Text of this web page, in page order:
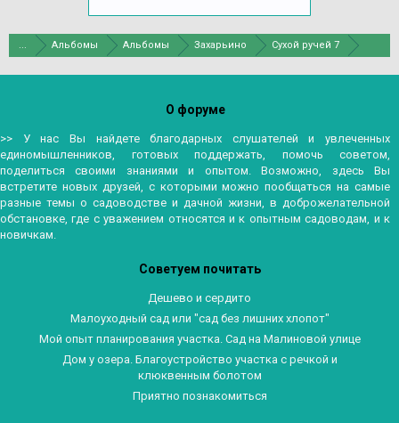
... Альбомы Альбомы Захарьино Сухой ручей 7
О форуме
>> У нас Вы найдете благодарных слушателей и увлеченных
единомышленников, готовых поддержать, помочь советом,
поделиться своими знаниями и опытом. Возможно, здесь Вы
встретите новых друзей, с которыми можно пообщаться на самые
разные темы о садоводстве и дачной жизни, в доброжелательной
обстановке, где с уважением относятся и к опытным садоводам, и к
новичкам.
Советуем почитать
Дешево и сердито
Малоуходный сад или "сад без лишних хлопот"
Мой опыт планирования участка. Сад на Малиновой улице
Дом у озера. Благоустройство участка с речкой и
клюквенным болотом
Приятно познакомиться